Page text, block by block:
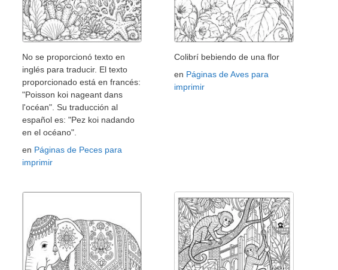
No se proporcionó texto en
inglés para traducir. El texto
proporcionado está en francés:
"Poisson koi nageant dans
l'océan". Su traducción al
español es: "Pez koi nadando
en el océano".
en Páginas de Peces para
imprimir
Colibrí bebiendo de una flor
en Páginas de Aves para
imprimir